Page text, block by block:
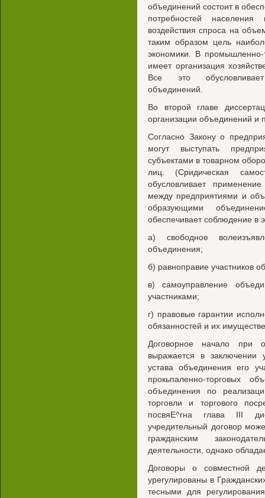
объединений состоит в
потребностей населения
воздействия спроса на
таким образом цель
экономики. В промышленно-
имеет организация
Все это
объединений.
Во второй главе
организации объединений и
Согласно Закону о
могут выступать
субъектами в товарном
лиц. (Сридическая
обусловливает
между предприятиями и
образующими
обеспечивает соблюдение в
а) свободное
объединения;
б) равноправие участников
в) самоуправление
участниками;
г) правовые гарантии
обязанностей и их
Договорное начало при
выражается в заключении
устава объединения его
прокьпаленно-торговых
объединения по
торговли и торгового
посвяЕ^гна глава III
учредительный договор
гражданским
деятельности, однако
Договоры о совместной
урегулированы в
тесными для